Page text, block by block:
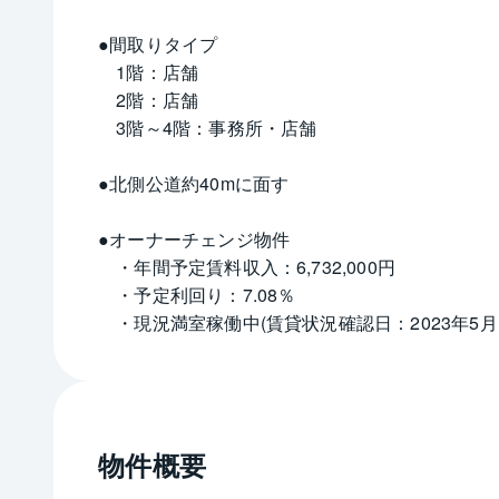
●間取りタイプ
1階：店舗
2階：店舗
3階～4階：事務所・店舗
●北側公道約40mに面す
●オーナーチェンジ物件
・年間予定賃料収入：6,732,000円
・予定利回り：7.08％
・現況満室稼働中(賃貸状況確認日：2023年5
物件概要